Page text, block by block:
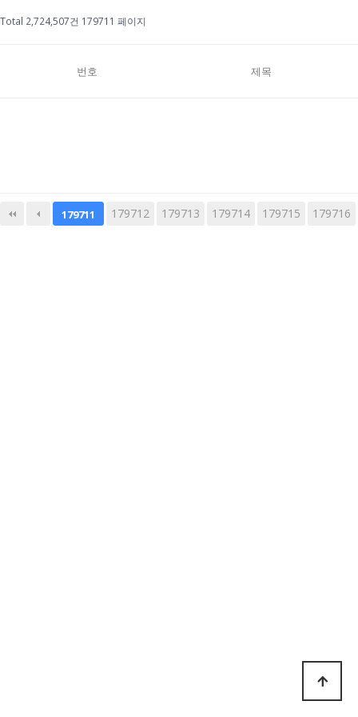
Total 2,724,507건 179711 페이지
번호 제목
179711 179712 179713 179714 179715 179716
다음 맨끝